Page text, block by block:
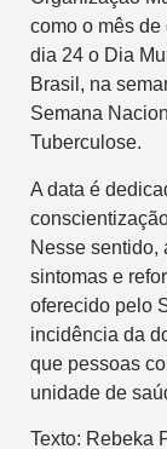
como o mês
dia 24 o Dia
Brasil, na
Semana
Tuberculose.
A data é
Nesse sentido,
sintomas e
oferecido pelo
incidência da
que pessoas
unidade de
Texto: Rebeka